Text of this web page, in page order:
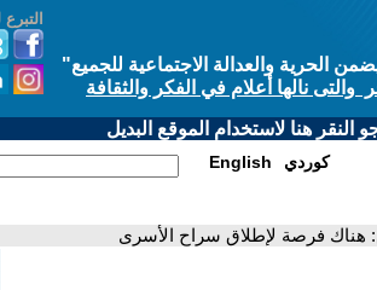
والعدالة الاجتماعية للجميع"
نالها أعلام في الفكر والثقافة
هنا لاستخدام الموقع البديل
English كوردي
هناك فرصة لإطلاق سراح الأسرى